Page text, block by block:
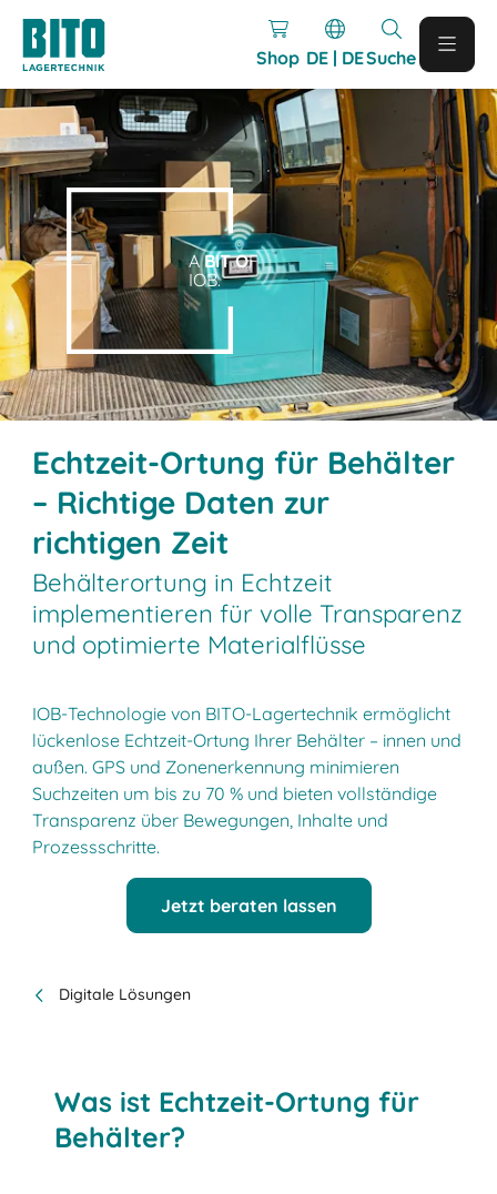
Shop DE | DESuche
ABIT OF
IOB.
Echtzeit-Ortung für Behälter
– Richtige Daten zur
richtigen Zeit
Behälterortung in Echtzeit
implementieren für volle Transparenz
und optimierte Materialflüsse
IOB-Technologie von BITO-Lagertechnik ermöglicht
lückenlose Echtzeit-Ortung Ihrer Behälter – innen und
außen. GPS und Zonenerkennung minimieren
Suchzeiten um bis zu 70 % und bieten vollständige
Transparenz über Bewegungen, Inhalte und
Prozessschritte.
Jetzt beraten lassen
Digitale Lösungen
Was ist Echtzeit-Ortung für
Behälter?